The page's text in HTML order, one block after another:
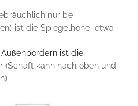
nur bei
ist die Spiegelhöhe etwa
ist die
(Schaft kann nach oben und